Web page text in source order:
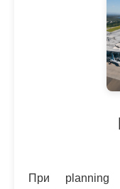
При planning